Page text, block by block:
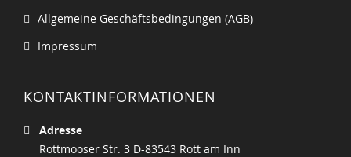
Allgemeine Geschäftsbedingungen (AGB)
Impressum
KONTAKTINFORMATIONEN
Adresse
Rottmooser Str. 3 D-83543 Rott am Inn